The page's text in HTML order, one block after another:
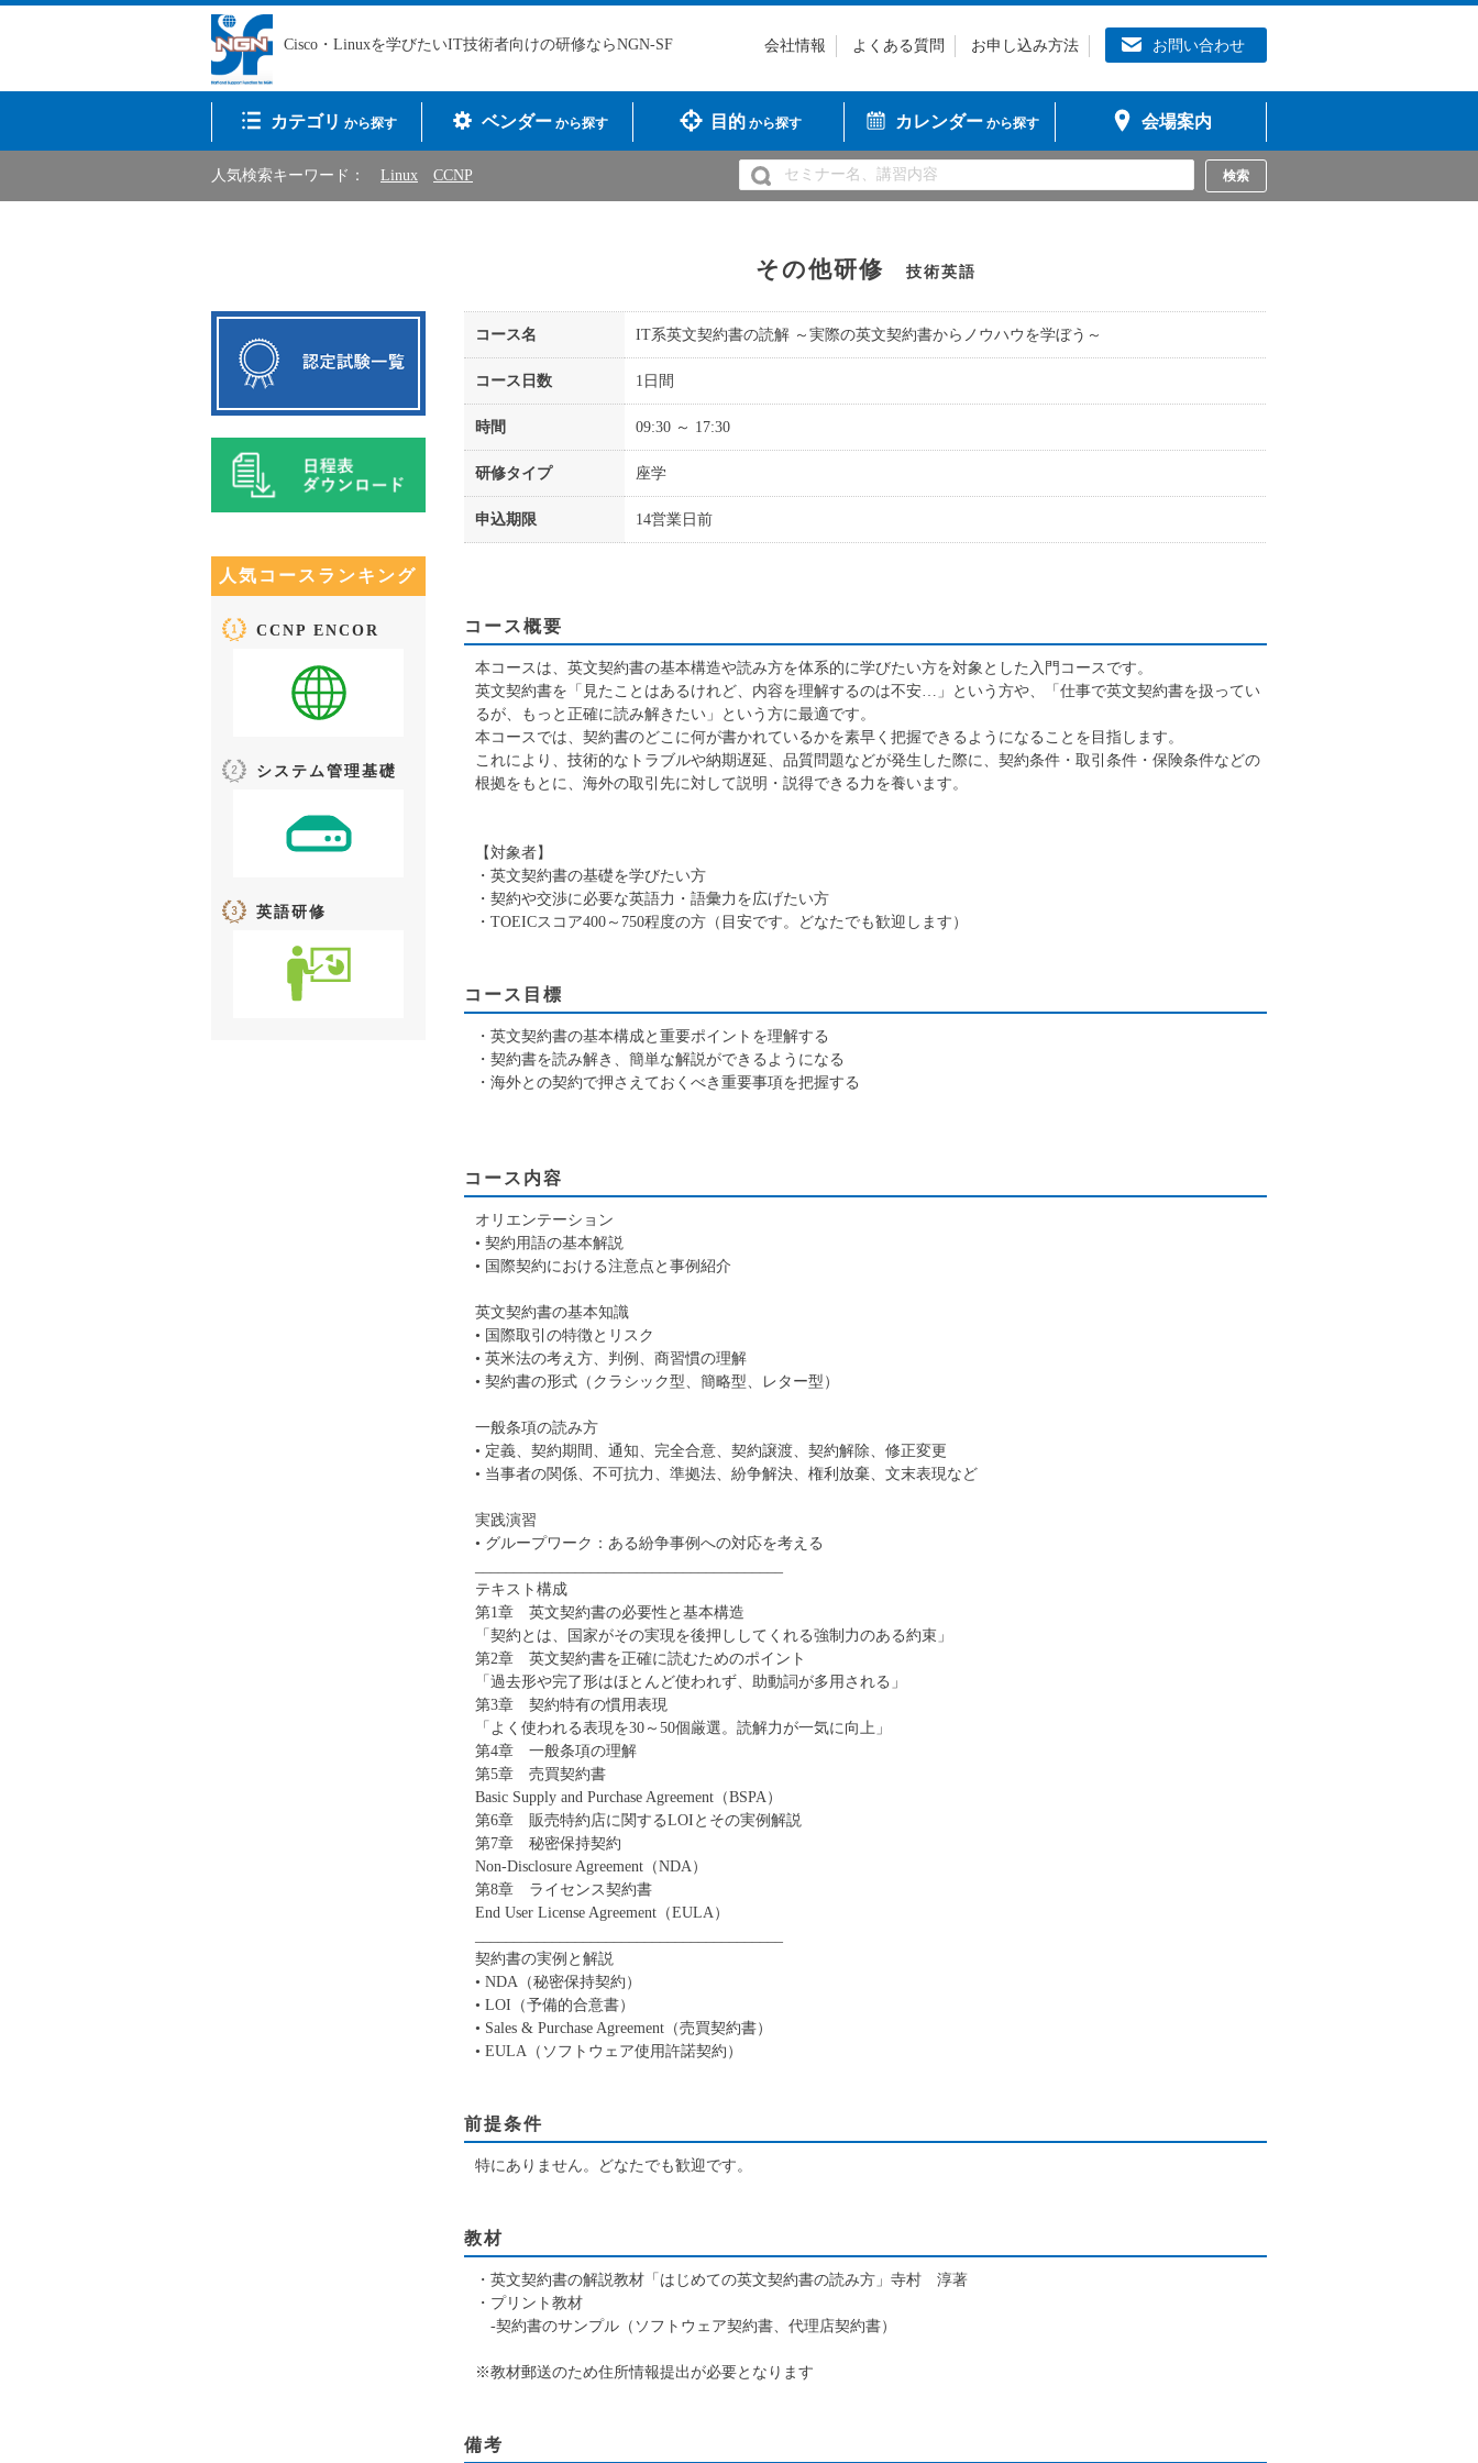
Cisco・Linuxを学びたいIT技術者向けの研修ならNGN-SF 会社情報 よくある質問 お申し込み方法 お問い合わせ
カテゴリ から探す ベンダー から探す 目的 から探す カレンダー から探す 会場案内
人気検索キーワード： Linux CCNP
その他研修 技術英語
コース名 IT系英文契約書の読解 ～実際の英文契約書からノウハウを学ぼう～
コース日数 1日間
時間 09:30 ～ 17:30
研修タイプ 座学
申込期限 14営業日前
コース概要
本コースは、英文契約書の基本構造や読み方を体系的に学びたい方を対象とした入門コースです。
英文契約書を「見たことはあるけれど、内容を理解するのは不安…」という方や、「仕事で英文契約書を扱ってい
るが、もっと正確に読み解きたい」という方に最適です。
本コースでは、契約書のどこに何が書かれているかを素早く把握できるようになることを目指します。
これにより、技術的なトラブルや納期遅延、品質問題などが発生した際に、契約条件・取引条件・保険条件などの
根拠をもとに、海外の取引先に対して説明・説得できる力を養います。
【対象者】
・英文契約書の基礎を学びたい方
・契約や交渉に必要な英語力・語彙力を広げたい方
・TOEICスコア400～750程度の方（目安です。どなたでも歓迎します）
コース目標
・英文契約書の基本構成と重要ポイントを理解する
・契約書を読み解き、簡単な解説ができるようになる
・海外との契約で押さえておくべき重要事項を把握する
コース内容
オリエンテーション
• 契約用語の基本解説
• 国際契約における注意点と事例紹介
英文契約書の基本知識
• 国際取引の特徴とリスク
• 英米法の考え方、判例、商習慣の理解
• 契約書の形式（クラシック型、簡略型、レター型）
一般条項の読み方
• 定義、契約期間、通知、完全合意、契約譲渡、契約解除、修正変更
• 当事者の関係、不可抗力、準拠法、紛争解決、権利放棄、文末表現など
実践演習
• グループワーク：ある紛争事例への対応を考える
テキスト構成
第1章 英文契約書の必要性と基本構造
「契約とは、国家がその実現を後押ししてくれる強制力のある約束」
第2章 英文契約書を正確に読むためのポイント
「過去形や完了形はほとんど使われず、助動詞が多用される」
第3章 契約特有の慣用表現
「よく使われる表現を30～50個厳選。読解力が一気に向上」
第4章 一般条項の理解
第5章 売買契約書
Basic Supply and Purchase Agreement（BSPA）
第6章 販売特約店に関するLOIとその実例解説
第7章 秘密保持契約
Non-Disclosure Agreement（NDA）
第8章 ライセンス契約書
End User License Agreement（EULA）
契約書の実例と解説
• NDA（秘密保持契約）
• LOI（予備的合意書）
• Sales & Purchase Agreement（売買契約書）
• EULA（ソフトウェア使用許諾契約）
前提条件
特にありません。どなたでも歓迎です。
教材
・英文契約書の解説教材「はじめての英文契約書の読み方」寺村 淳著
・プリント教材
-契約書のサンプル（ソフトウェア契約書、代理店契約書）
※教材郵送のため住所情報提出が必要となります
備考
人気コースランキング
CCNP ENCOR
システム管理基礎
英語研修